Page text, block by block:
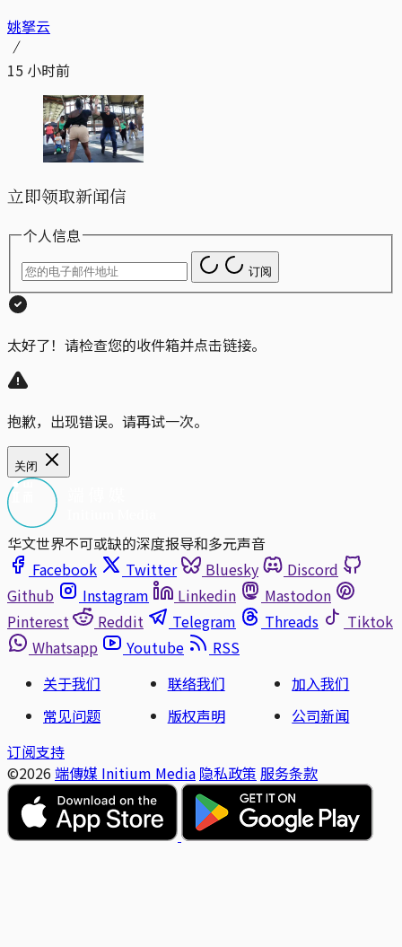
姚拏云
15 小时前
立即领取新闻信
个人信息
订阅
太好了！请检查您的收件箱并点击链接。
抱歉，出现错误。请再试一次。
关闭
华文世界不可或缺的深度报导和多元声音
Facebook
Twitter Bluesky
Discord
Github
Instagram Linkedin
Mastodon
Pinterest
Reddit Telegram Threads
Tiktok
Whatsapp
Youtube
RSS
关于我们
联络我们
加入我们
常见问题
版权声明
公司新闻
订阅支持
©2026 端傳媒 Initium Media 隐私政策 服务条款